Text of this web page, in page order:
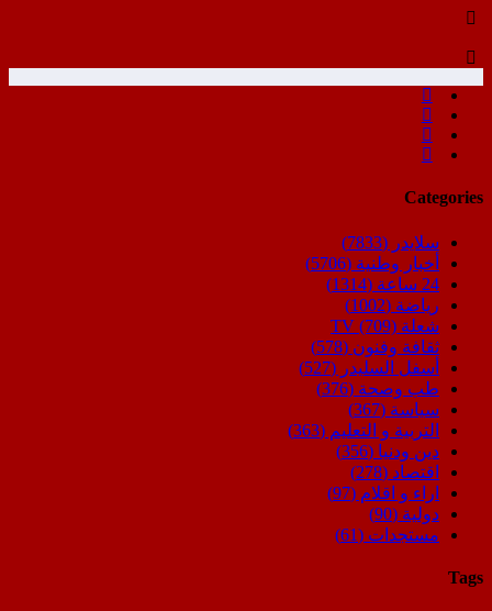
Categories
سلايدر (7833)
أخبار وطنية (5706)
24 ساعة
(1314)
رياضة (1002)
شعلة TV (709)
ثقافة وفنون (578)
أسفل السليدر (527)
طب وصحة (376)
سياسة (367)
التربية و التعليم (363)
دين ودنيا (356)
اقتصاد (278)
اراء و اقلام (97)
دولية (90)
مستجدات (61)
Tags